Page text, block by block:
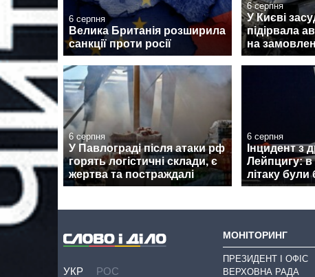
6 серпня
Велика Британія розширила
санкції проти росії
6 серпня
У Києві
підірвала
на
6 серпня
У Павлограді після атаки рф
горять логістичні склади, є
жертва та постраждалі
6 серпня
Інцидент з
Лейпцигу: в
літаку
УКР РОС
МОНІТОРИНГ
ПРЕЗИДЕНТ І ОФІС
ВЕРХОВНА РАДА